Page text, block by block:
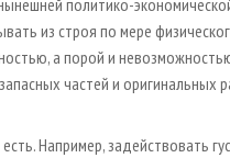
политико-
из строя по мере
а порой и
частей и оригинальных
Например, задействовать